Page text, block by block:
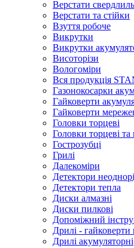
Верстати
Верстати та стійки
Взуття робоче
Викрутки
Викрутки
Висоторізи
Вологоміри
Вся продукція
Газонокосарки
Гайковерти
Гайковерти
Головки торцеві
Головки торцеві
Гострозубці
Грилі
Далекоміри
Детектори
Детектори тепла
Диски алмазні
Диски пилкові
Допоміжний
Дрилі - гайковерти
Дрилі акумуляторні